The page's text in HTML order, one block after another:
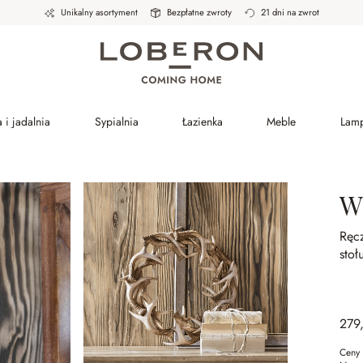
Unikalny asortyment Bezpłatne zwroty 21 dni na zwrot
i jadalnia Sypialnia Łazienka Meble